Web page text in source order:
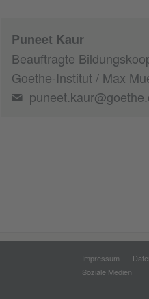
Puneet Kaur
Beauftragte
Goethe-Institut / Max
Impressum
Soziale Medien